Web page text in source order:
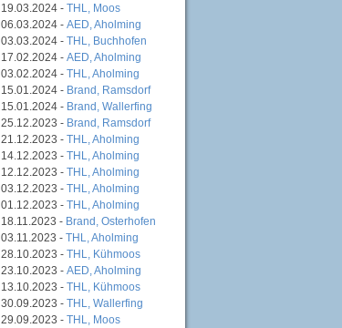
19.03.2024 - THL, Moos
06.03.2024 - AED, Aholming
03.03.2024 - THL, Buchhofen
17.02.2024 - AED, Aholming
03.02.2024 - THL, Aholming
15.01.2024 - Brand, Ramsdorf
15.01.2024 - Brand, Wallerfing
25.12.2023 - Brand, Ramsdorf
21.12.2023 - THL, Aholming
14.12.2023 - THL, Aholming
12.12.2023 - THL, Aholming
03.12.2023 - THL, Aholming
01.12.2023 - THL, Aholming
18.11.2023 - Brand, Osterhofen
03.11.2023 - THL, Aholming
28.10.2023 - THL, Kühmoos
23.10.2023 - AED, Aholming
13.10.2023 - THL, Kühmoos
30.09.2023 - THL, Wallerfing
29.09.2023 - THL, Moos